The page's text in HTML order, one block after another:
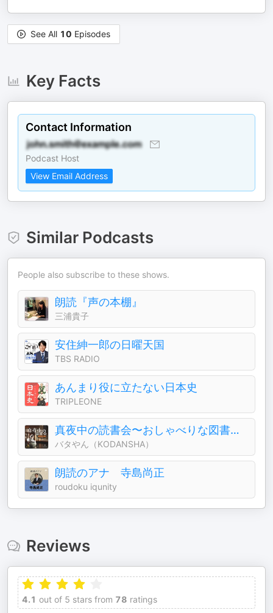
See All 10 Episodes
Key Facts
Contact Information
Podcast Host
View Email Address
Similar Podcasts
People also subscribe to these shows.
朗読『声の本棚』
三浦貴子
安住紳一郎の日曜天国
TBS RADIO
あんまり役に立たない日本史
TRIPLEONE
真夜中の読書会〜おしゃべりな図書室〜
バタやん（KODANSHA）
朗読のアナ 寺島尚正
roudoku iqunity
Reviews
4.1 out of 5 stars from 78 ratings